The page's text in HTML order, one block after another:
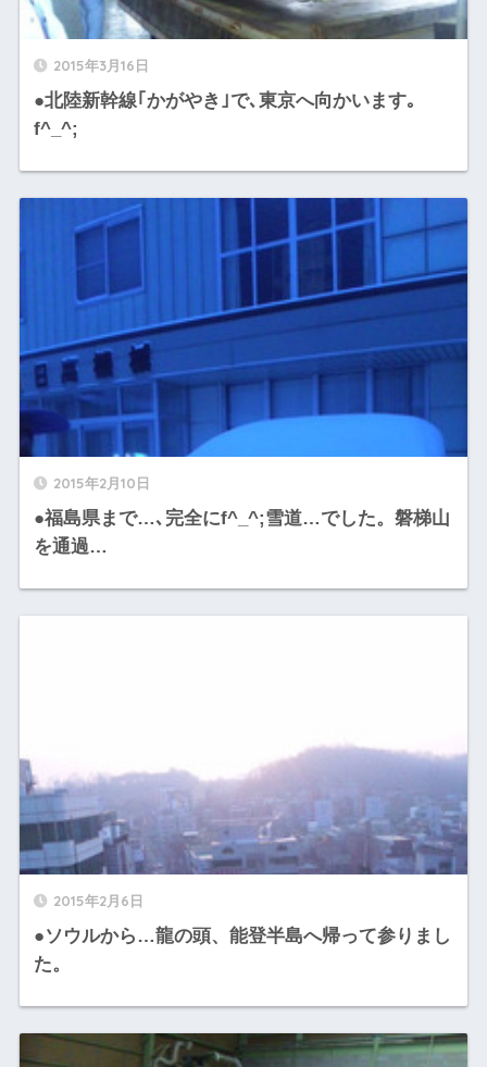
2015年3月16日
●北陸新幹線｢かがやき｣で､東京へ向かいます｡
f^_^;
2015年2月10日
●福島県まで…､完全にf^_^;雪道…でした。磐梯山
を通過…
2015年2月6日
●ソウルから…龍の頭、能登半島へ帰って参りまし
た。